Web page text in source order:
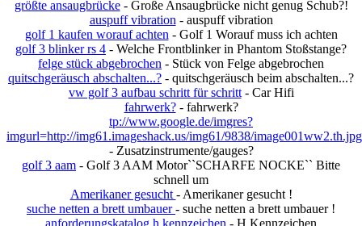
größte ansaugbrücke- Große Ansaugbrücke nicht genug Schub?!
auspuff vibration - auspuff vibration
golf 1 kaufen worauf achten - Golf 1 Worauf muss ich achten
golf 3 blinker rs 4 - Welche Frontblinker in Phantom Stoßstange?
felge stück abgebrochen - Stück von Felge abgebrochen
quitschgeräusch abschalten...? - quitschgeräusch beim abschalten...?
vw golf 3 aufbau schritt für schritt- Car Hifi
fahrwerk?- fahrwerk?
tp://www.google.de/imgres?
imgurl=http://img61.imageshack.us/img61/9838/image001ww2.th.jpg
- Zusatzinstrumente/gauges?
golf 3 aam - Golf 3 AAM Motor``SCHARFE NOCKE`` Bitte
schnell um
Amerikaner gesucht - Amerikaner gesucht !
suche netten a brett umbauer- suche netten a brett umbauer !
anforderungskatalog h kennzeichen - H Kennzeichen